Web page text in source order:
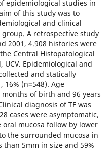
epidemiological studies in
of this study was to
and clinical
A retrospective study
2001, 4.908 histories were
Central Histopatological
UCV. Epidemiological and
and statically
16% (n=548). Age
of birth and 96 years
diagnosis of TF was
cases were asymptomatic,
mucosa follow by lower
the surrounded mucosa in
than 5mm in size and 59%